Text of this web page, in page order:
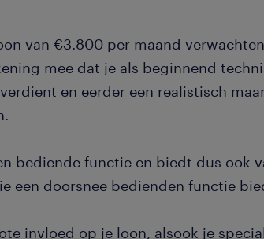
van €3.800 per maand
mee dat je als beginnend
en eerder een realistisch
bediende functie en biedt dus ook
een doorsnee bedienden functie
invloed op je loon, alsook je